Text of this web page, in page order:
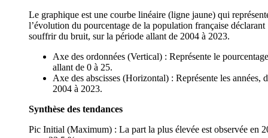
Le graphique est une courbe linéaire (ligne jaune) qui
l’évolution du pourcentage de la population française déclarant
souffrir du bruit, sur la période allant de 2004 à 2023.
Axe des ordonnées (Vertical) : Représente le
allant de 0 à 25.
Axe des abscisses (Horizontal) : Représente les années,
2004 à 2023.
Synthèse des tendances
Pic Initial (Maximum) : La part la plus élevée est observée en